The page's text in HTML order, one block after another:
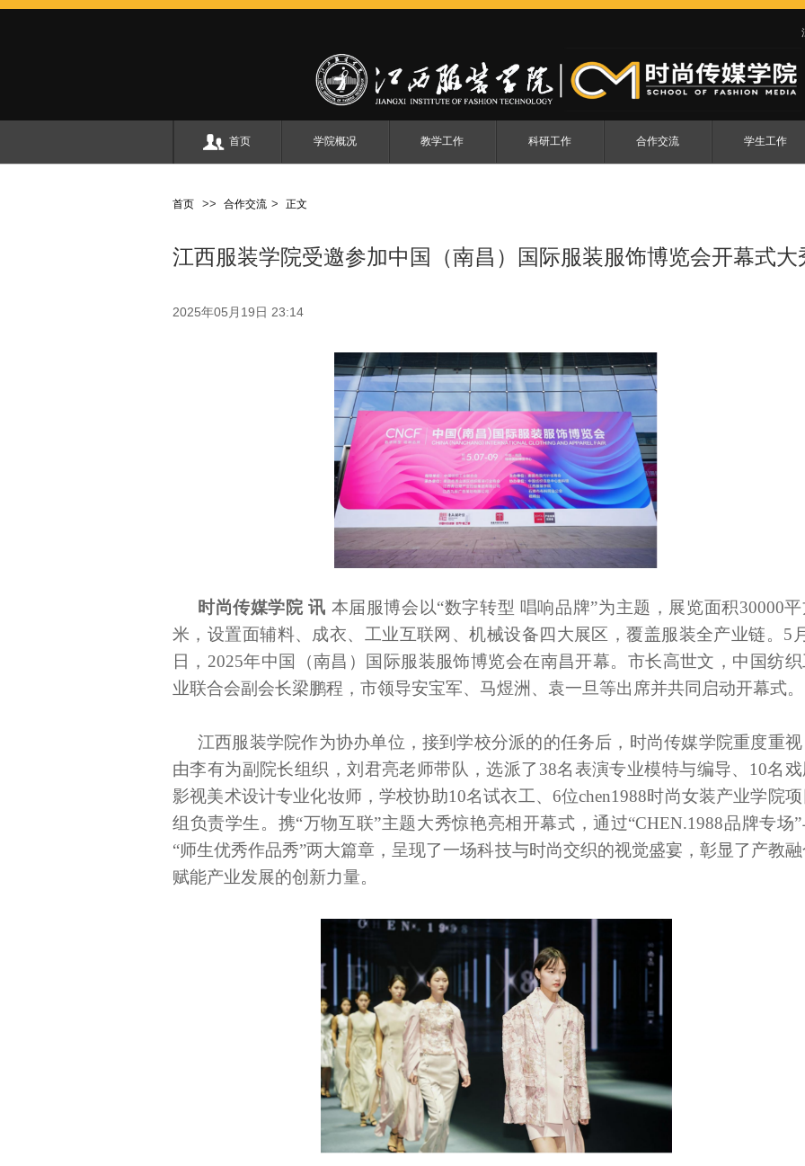
首页 学院概况 教学工作 科研工作 合作交流 学生工作
首页 >> 合作交流 > 正文
江西服装学院受邀参加中国（南昌）国际服装服饰博览会开幕式大
2025年05月19日 23:14
时尚传媒学院 讯 本届服博会以“数字转型 唱响品牌”为主题，展览面积30000
米，设置面辅料、成衣、工业互联网、机械设备四大展区，覆盖服装全产业链。5
日，2025年中国（南昌）国际服装服饰博览会在南昌开幕。市长高世文，中国纺织
业联合会副会长梁鹏程，市领导安宝军、马煜洲、袁一旦等出席并共同启动开幕式。
江西服装学院作为协办单位，接到学校分派的的任务后，时尚传媒学院重度重视
由李有为副院长组织，刘君亮老师带队，选派了 38名表演专业模特与编导、10名戏
影视美术设计专业化妆师，学校协助10名试衣工、6位chen1988时尚女装产业学院项
组负责学生。携“万物互联”主题大秀惊艳亮相开幕式，通过“CHEN.1988品牌专场
“师生优秀作品秀”两大篇章，呈现了一场科技与时尚交织的视觉盛宴，彰显了产教融
赋能产业发展的创新力量。
点击进